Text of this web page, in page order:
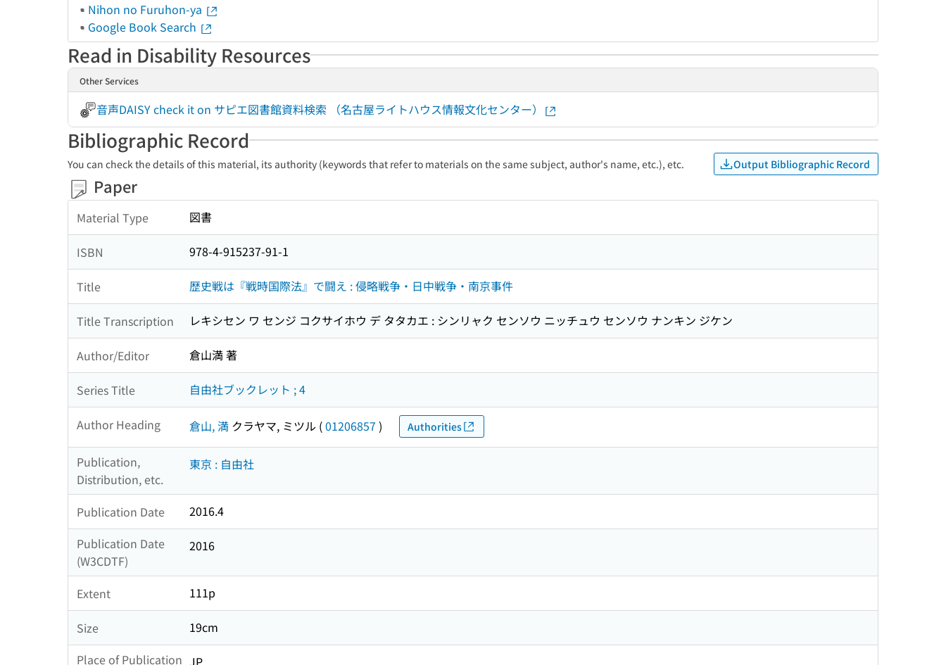
Nihon no Furuhon-ya
Google Book Search
Read in Disability Resources
Other Services
音声DAISY check it on サピエ図書館資料検索 （名古屋ライトハウス情報文化センター）
Bibliographic Record
You can check the details of this material, its authority (keywords that refer to materials on the same subject, author's name, etc.), etc. Output Bibliographic Record
Paper
Material Type 図書
ISBN 978-4-915237-91-1
Title 歴史戦は『戦時国際法』で闘え : 侵略戦争・日中戦争・南京事件
Title Transcription レキシセン ワ センジ コクサイホウ デ タタカエ : シンリャク センソウ ニッチュウ センソウ ナンキン ジケン
Author/Editor 倉山満 著
Series Title 自由社ブックレット ; 4
Author Heading 倉山, 満 クラヤマ, ミツル (01206857 ) Authorities
Publication,
Distribution, etc.
東京 : 自由社
Publication Date
2016.4
Publication Date
(W3CDTF)
2016
Extent 111p
Size
19cm
Place of Publication JP